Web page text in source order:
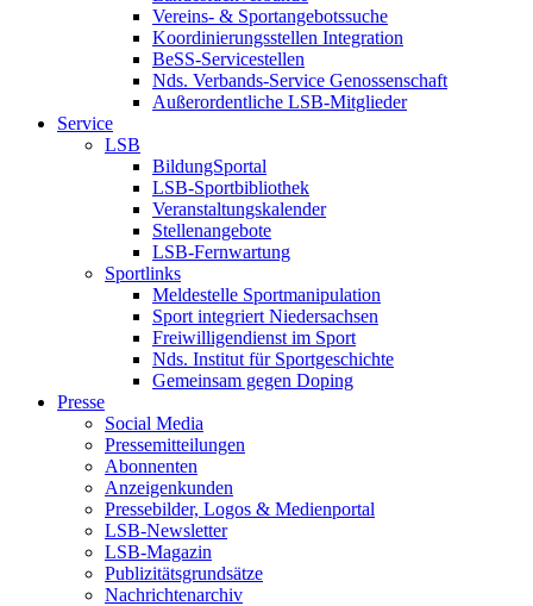
Vereins- & Sportangebotssuche
Koordinierungsstellen Integration
BeSS-Servicestellen
Nds. Verbands-Service Genossenschaft
Außerordentliche LSB-Mitglieder
Service
LSB
BildungSportal
LSB-Sportbibliothek
Veranstaltungskalender
Stellenangebote
LSB-Fernwartung
Sportlinks
Meldestelle Sportmanipulation
Sport integriert Niedersachsen
Freiwilligendienst im Sport
Nds. Institut für Sportgeschichte
Gemeinsam gegen Doping
Presse
Social Media
Pressemitteilungen
Abonnenten
Anzeigenkunden
Pressebilder, Logos & Medienportal
LSB-Newsletter
LSB-Magazin
Publizitätsgrundsätze
Nachrichtenarchiv